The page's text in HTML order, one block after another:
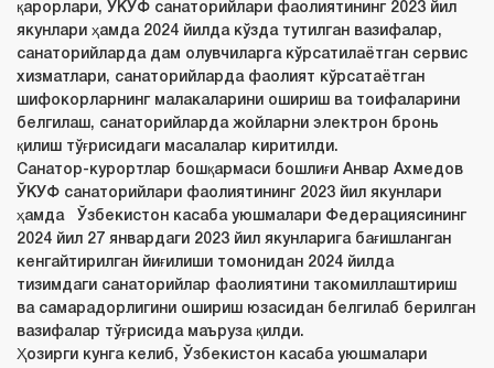
қарорлари, ЎКУФ санаторийлари фаолиятининг 2023 йил
якунлари ҳамда 2024 йилда кўзда тутилган вазифалар,
санаторийларда дам олувчиларга кўрсатилаётган сервис
хизматлари, санаторийларда фаолият кўрсатаётган
шифокорларнинг малакаларини ошириш ва тоифаларини
белгилаш, санаторийларда жойларни электрон бронь
қилиш тўғрисидаги масалалар киритилди.
Санатор-курортлар бошқармаси бошлиғи Анвар Ахмедов
ЎКУФ санаторийлари фаолиятининг 2023 йил якунлари
ҳамда Ўзбекистон касаба уюшмалари Федерациясининг
2024 йил 27 январдаги 2023 йил якунларига бағишланган
кенгайтирилган йиғилиши томонидан 2024 йилда
тизимдаги санаторийлар фаолиятини такомиллаштириш
ва самарадорлигини ошириш юзасидан белгилаб берилган
вазифалар тўғрисида маъруза қилди.
Ҳозирги кунга келиб, Ўзбекистон касаба уюшмалари